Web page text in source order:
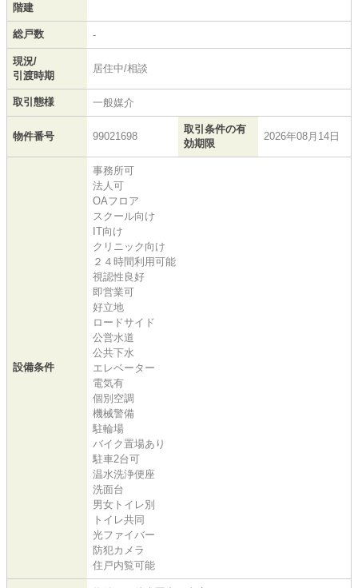
階建
総戸数 -
現況/
引渡時期
居住中/相談
取引態様 一般媒介
物件番号 99021698
取引条件の有
効期限
2026年08月14日
設備条件
事務所可
法人可
OAフロア
スクール向け
IT向け
クリニック向け
２４時間利用可能
視認性良好
即営業可
好立地
ロードサイド
公営水道
公共下水
エレベーター
電気有
個別空調
機械警備
駐輪場
バイク置場あり
駐車2台可
温水洗浄便座
洗面台
男女トイレ別
トイレ共同
光ファイバー
防犯カメラ
住戸内覧可能